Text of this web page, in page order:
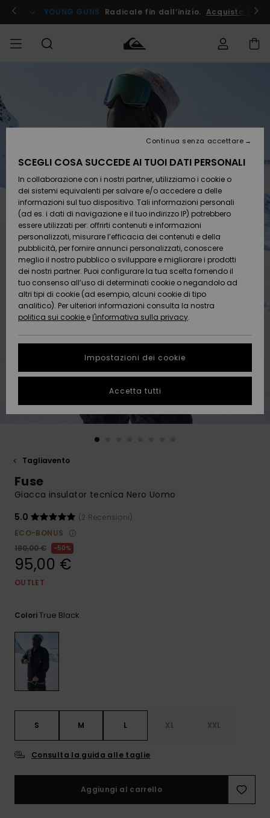
informazioni
prodotto
! YOUNG GUNS Radicale fin dall’inizio. Acquista Ora
Abbigliamento
Accessori
Calzature
e
infradito
Surf /
Acqua
Snow
Scoprire
Abbigliamento
Accessori
Calzature
e
infradito
Surf /
Acqua
Neve
Scoprire
Shop
Nuovi
Da
Scoprire
Snow
SURF
Surf Shop
Uomo
Highlights
Comunità
SNOW
Snow
Shop
Uomo
Shop
Snow
Shop
Donna
Da
Scoprire
OUTLET
Outlet
Uomo
Outlet
Donna
AIUTO &
CONTATTI
Accedi al tuo
ordine
Pagamento
Buono regalo
Quiksilver
Freedom
Protezione
dei dati
Guida alle
conversazione
per ottenere
la risposta
più rapida
alla tua
risposte alle
domande
APP
Tagliavento
Fuse
Giacca insulator tecnica Nero Uomo
5.0
(2 Recensioni)
ECO-BONUS
190,00 €
50%
95,00 €
OUTLET
ColoriTrue Black
S M L XL XXL
Consulta la guida alle taglie
Aggiungi al carrello
SCEGLI COSA SUCCEDE AI TUOI DATI PERSONALI
In collaborazione con i nostri partner, utilizziamo i cookie o
dei sistemi equivalenti per salvare e/o accedere a delle
informazioni sul tuo dispositivo. Tali informazioni personali
(ad es. i dati di navigazione e il tuo indirizzo IP) potrebbero
essere utilizzati per: offrirti contenuti e informazioni
personalizzati, misurare l’efficacia dei contenuti e della
pubblicità, per fornire annunci personalizzati, conoscere
meglio il nostro pubblico o sviluppare e migliorare i prodotti
dei nostri partner. Puoi configurare la tua scelta fornendo il
tuo consenso all’uso di determinati cookie o negandolo ad
altri tipi di cookie (ad esempio, alcuni cookie di tipo
analitico). Per ulteriori informazioni consulta la nostra
politica sui cookie e l'informativa sulla privacy.
Impostazioni dei cookie
Continua senza accettare
Accetta tutti